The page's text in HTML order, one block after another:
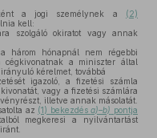
a jogi személynek a (2)
kell:
szolgáló okiratot vagy annak
három hónapnál nem régebbi
cégkivonatnak a miniszter által
kérelmet, továbbá
igazoló, a fizetési számla
vagy a fizetési számlára
illetve annak másolatát.
az (1) bekezdésa)–b) pontja
megkeresi a nyilvántartást